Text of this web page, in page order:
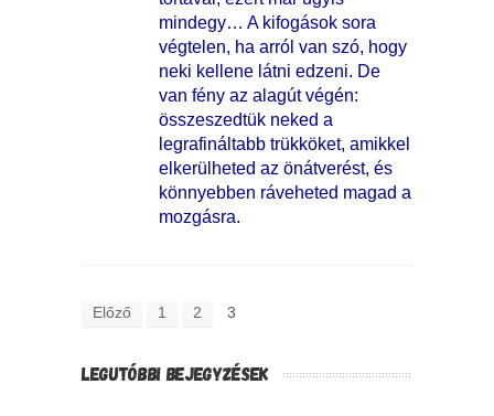
mindegy… A kifogások sora
végtelen, ha arról van szó, hogy
neki kellene látni edzeni. De
van fény az alagút végén:
összeszedtük neked a
legrafináltabb trükköket, amikkel
elkerülheted az önátverést, és
könnyebben ráveheted magad a
mozgásra.
Előző 1 2 3
LEGUTÓBBI BEJEGYZÉSEK